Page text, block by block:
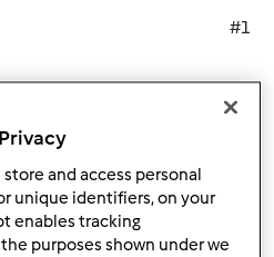
#1
strony
zarejestruj się aby dodawać
komentarze
and access personal
unique identifiers, on your
enables tracking
purposes shown under we